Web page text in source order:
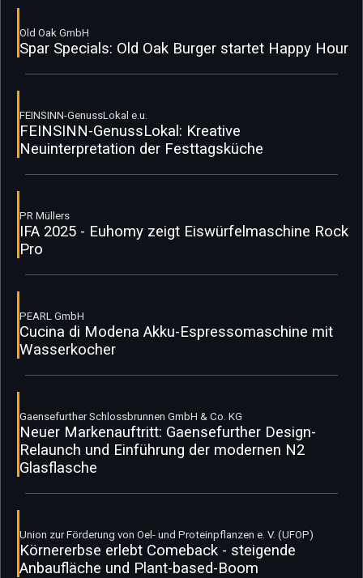
Old Oak GmbH
Spar Specials: Old Oak Burger startet Happy Hour
FEINSINN-GenussLokal e.u.
FEINSINN-GenussLokal: Kreative
Neuinterpretation der Festtagsküche
PR Müllers
IFA 2025 - Euhomy zeigt Eiswürfelmaschine Rock
Pro
PEARL GmbH
Cucina di Modena Akku-Espressomaschine mit
Wasserkocher
Gaensefurther Schlossbrunnen GmbH & Co. KG
Neuer Markenauftritt: Gaensefurther Design-
Relaunch und Einführung der modernen N2
Glasflasche
Union zur Förderung von Oel- und Proteinpflanzen e. V. (UFOP)
Körnererbse erlebt Comeback - steigende
Anbaufläche und Plant-based-Boom